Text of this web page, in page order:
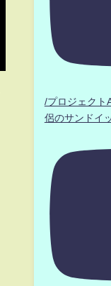
/プロジェク
侶のサンドイ